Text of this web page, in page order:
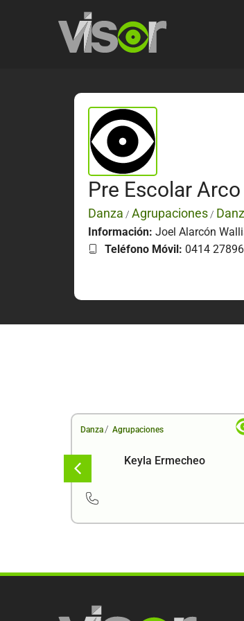
Pre Escolar
Danza / Agrupaciones /
Información: Joel Alarcón
Teléfono Móvil: 0414
Danza / Agrupaciones
Keyla Ermecheo